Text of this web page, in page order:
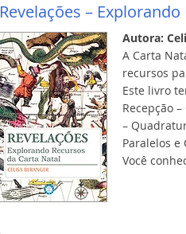
Revelações –
Autora:
A Carta
recursos
Este livro
Recepção
–
Paralelos e
Você